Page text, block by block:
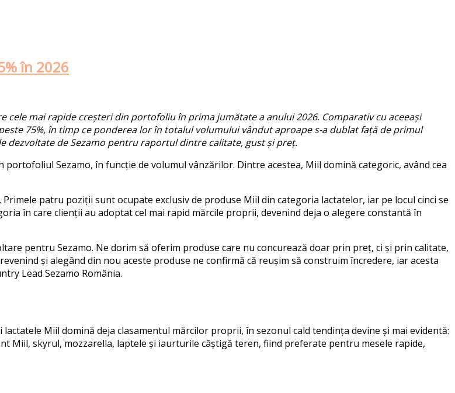
în 2026
mai rapide creșteri din portofoliu în prima jumătate a anului 2026. Comparativ cu aceeași
75%, în timp ce ponderea lor în totalul volumului vândut aproape s-a dublat față de primul
dezvoltate de Sezamo pentru raportul dintre calitate, gust și preț.
Sezamo, în funcție de volumul vânzărilor. Dintre acestea, Miil domină categoric, având cea
patru poziții sunt ocupate exclusiv de produse Miil din categoria lactatelor, iar pe locul cinci se
în care clienții au adoptat cel mai rapid mărcile proprii, devenind deja o alegere constantă în
pentru Sezamo. Ne dorim să oferim produse care nu concurează doar prin preț, ci și prin calitate,
și alegând din nou aceste produse ne confirmă că reușim să construim încredere, iar acesta
Lead Sezamo România.
Miil domină deja clasamentul mărcilor proprii, în sezonul cald tendința devine și mai evidentă:
Miil, skyrul, mozzarella, laptele și iaurturile câștigă teren, fiind preferate pentru mesele rapide,